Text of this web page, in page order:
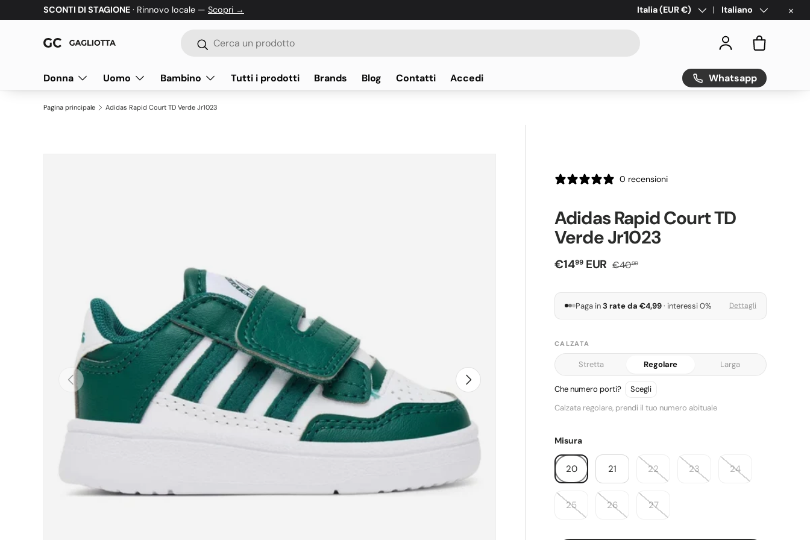
Passa ai contenuti
SCONTI DI STAGIONE · Rinnovo locale — Scopri → Paese/Regione
Italia (EUR €) LinguaItaliano ×
Cerca AccediBorsa
Donna Uomo Bambino Tutti i prodotti Brands Blog Contatti Accedi Whatsapp
Pagina principale Adidas Rapid Court TD Verde Jr1023
Indietro Avanti
0 recensioni
Adidas Rapid Court TD
Verde Jr1023
Prezzo di vendita
€1499 EUR Prezzo normale
€4000
Paga in3 rate da €4,99· interessi 0% Dettagli
CALZATA
Stretta Regolare Larga
Che numero porti?
Calzata regolare, prendi il tuo numero abituale
Misura
20 21 22 23 24
25 26 27